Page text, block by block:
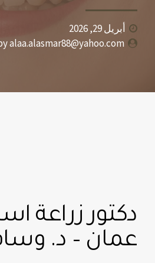
أبريل 29, 2026
alaa.alasmar88@yahoo.com
دكتور زراعة
عمان – د.